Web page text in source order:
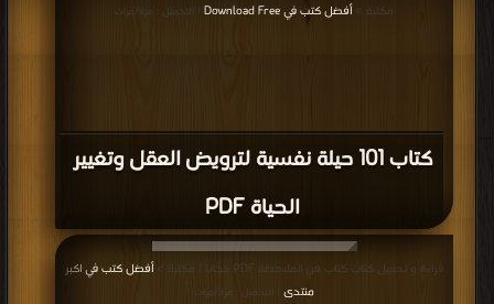
كتاب 101 حيلة نفسية لترويض العقل وتغيير
الحياة PDF
مكتبة >أفضل كتب في Download Free | التحميل : مرة/مرات
قراءة و تحميل كتاب كتاب فن الملاحظة PDF مجانا | مكتبة >
أفضل كتب في اكبر
منتدى
| التحميل : مرة/مرات